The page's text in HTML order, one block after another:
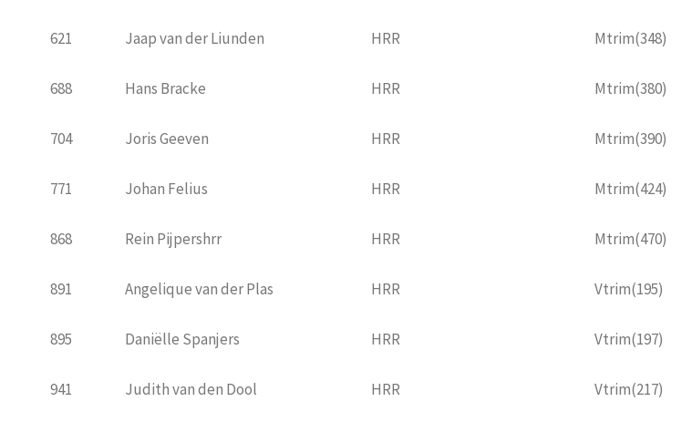
621 Jaap van der Liunden HRR Mtrim(348)
688 Hans Bracke HRR Mtrim(380)
704 Joris Geeven HRR Mtrim(390)
771 Johan Felius HRR Mtrim(424)
868 Rein Pijpershrr HRR Mtrim(470)
891 Angelique van der Plas HRR Vtrim(195)
895 Daniëlle Spanjers HRR Vtrim(197)
941 Judith van den Dool HRR Vtrim(217)